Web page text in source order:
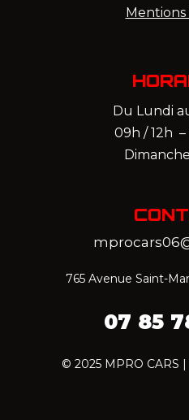
Mentions
Du Lundi
09h / 12h –
765 Avenue Saint-
07 85
© 2025 MPRO CARS